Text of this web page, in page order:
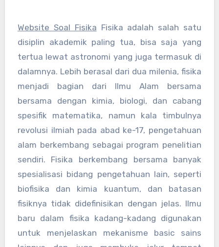
Website Soal Fisika Fisika adalah salah satu
disiplin akademik paling tua, bisa saja yang
tertua lewat astronomi yang juga termasuk di
dalamnya. Lebih berasal dari dua milenia, fisika
menjadi bagian dari Ilmu Alam bersama
bersama dengan kimia, biologi, dan cabang
spesifik matematika, namun kala timbulnya
revolusi ilmiah pada abad ke-17, pengetahuan
alam berkembang sebagai program penelitian
sendiri. Fisika berkembang bersama banyak
spesialisasi bidang pengetahuan lain, seperti
biofisika dan kimia kuantum, dan batasan
fisiknya tidak didefinisikan dengan jelas. Ilmu
baru dalam fisika kadang-kadang digunakan
untuk menjelaskan mekanisme basic sains